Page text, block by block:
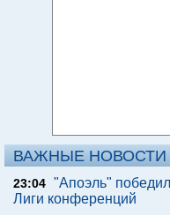
ВАЖНЫЕ НОВОСТИ
23:04 "Апоэль"
Лиги конференций